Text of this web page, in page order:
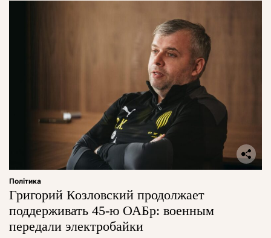
Політика
Григорий Козловский продолжает
поддерживать 45-ю ОАБр: военным
передали электробайки